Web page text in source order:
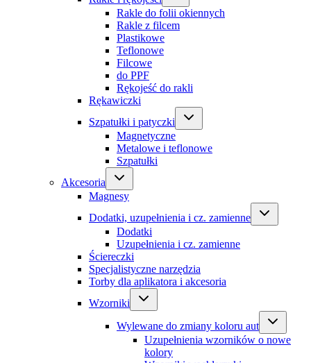
Rakle do folii okiennych
Rakle z filcem
Plastikowe
Teflonowe
Filcowe
do PPF
Rękojeść do rakli
Rękawiczki
Szpatułki i patyczki
Magnetyczne
Metalowe i teflonowe
Szpatułki
Akcesoria
Magnesy
Dodatki, uzupełnienia i cz. zamienne
Dodatki
Uzupełnienia i cz. zamienne
Ściereczki
Specjalistyczne narzędzia
Torby dla aplikatora i akcesoria
Wzorniki
Wylewane do zmiany koloru aut
Uzupełnienia wzorników o nowe
kolory